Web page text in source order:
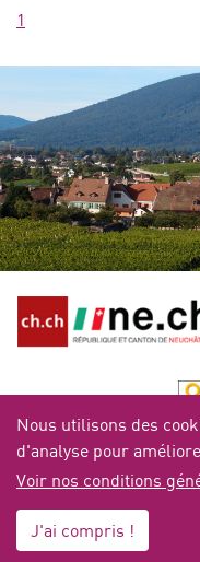
1
Copyright 2026 -
informatique de l'Entité
photographiques
Nous utilisons des
d'analyse pour
Voir nos conditions
J'ai compris !